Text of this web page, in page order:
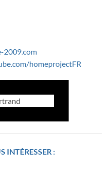
2009.com
homeprojectFR
INTÉRESSER :